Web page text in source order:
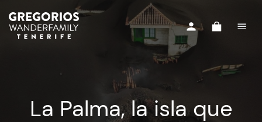
La Palma, la isla que